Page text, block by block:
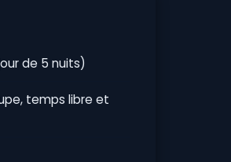
de 5 nuits)
temps libre et